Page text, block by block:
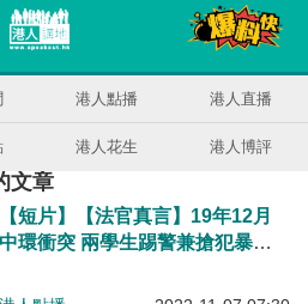
港人點播 港人直播
港人花生 港人博評
文章
【短片】【法官真言】19年12月
中環衝突 兩學生踢警兼搶犯暴動
夷所思?